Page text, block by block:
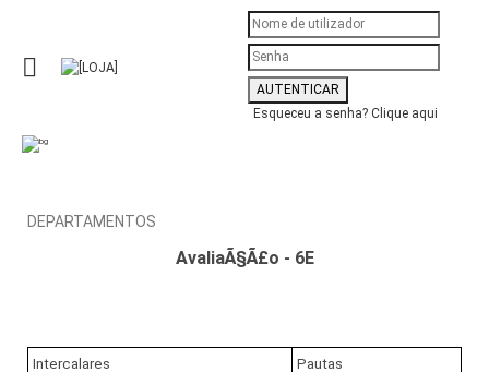
Esqueceu a senha? Clique aqui
DEPARTAMENTOS
AvaliaÃ§Ã£o - 6E
Intercalares Pautas